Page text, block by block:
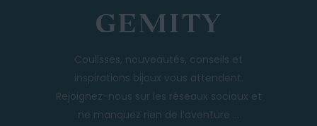
Coulisses, nouveautés, conseils et
inspirations bijoux vous attendent.
Rejoignez-nous sur les réseaux sociaux et
ne manquez rien de l’aventure ...